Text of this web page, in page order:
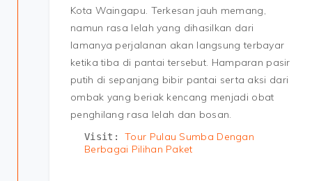
Kota Waingapu. Terkesan jauh memang,
namun rasa lelah yang dihasilkan dari
lamanya perjalanan akan langsung terbayar
ketika tiba di pantai tersebut. Hamparan pasir
putih di sepanjang bibir pantai serta aksi dari
ombak yang beriak kencang menjadi obat
penghilang rasa lelah dan bosan.
Visit: Tour Pulau Sumba Dengan
Berbagai Pilihan Paket